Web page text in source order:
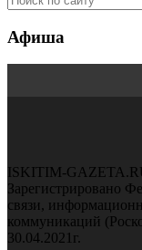
Афиша
ISKITIM-
Зарегистрировано
связи,
коммуникаций
30.04.2021г.